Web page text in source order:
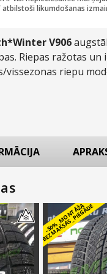
atbilstoši likumdošanas
V906
Riepas ražotas un
vissezonas riepu
jeb SUV
-
5
0
%
_
M
O
N
T
Ā
Ž
A
B
E
Z
M
A
K
S
A
S
_
PI
E
G
Ā
D
E